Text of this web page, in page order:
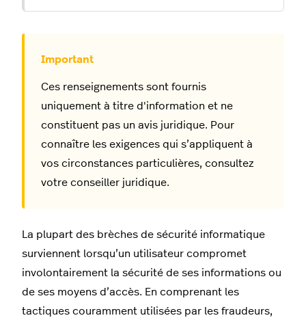
Ces renseignements sont fournis
uniquement à titre d'information et ne
constituent pas un avis juridique. Pour
connaître les exigences qui s’appliquent à
vos circonstances particulières, consultez
votre conseiller juridique.
La plupart des brèches de sécurité informatique
surviennent lorsqu’un utilisateur compromet
involontairement la sécurité de ses informations ou
de ses moyens d’accès. En comprenant les
tactiques couramment utilisées par les fraudeurs,